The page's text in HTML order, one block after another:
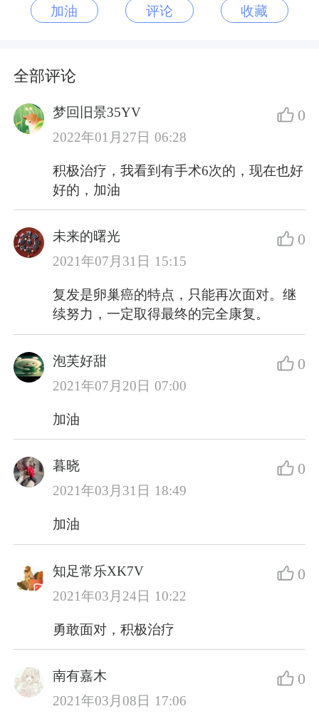
加油 评论 收藏
全部评论
梦回旧景35YV
2022年01月27日 06:28
0
积极治疗，我看到有手术6次的，现在也好
好的，加油
未来的曙光
2021年07月31日 15:15
0
复发是卵巢癌的特点，只能再次面对。继
续努力，一定取得最终的完全康复。
泡芙好甜
2021年07月20日 07:00
0
加油
暮晓
2021年03月31日 18:49
0
加油
知足常乐XK7V
2021年03月24日 10:22
0
勇敢面对，积极治疗
南有嘉木
2021年03月08日 17:06
0